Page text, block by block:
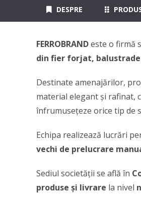
DESPRE
FERROBRANDeste o firmă
din fier forjat,
Destinate amenajărilor,
material elegant și rafinat,
înfrumusețeze orice tip de
Echipa realizează lucrări
vechi de prelucrare
Sediul societății se află în
produse și livrare la nivel